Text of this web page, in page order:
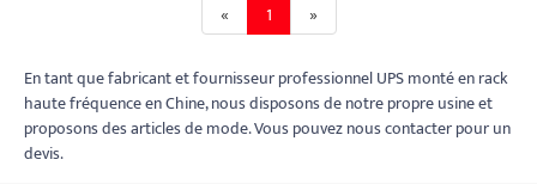
« 1 »
En tant que fabricant et fournisseur professionnel UPS monté en rack
haute fréquence en Chine, nous disposons de notre propre usine et
proposons des articles de mode. Vous pouvez nous contacter pour un
devis.